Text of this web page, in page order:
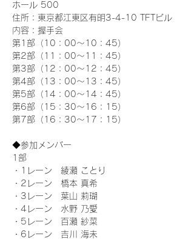
ホール 500
住所：東京都江東区有明3-4-10 TFTビル
内容：握手会
第1部（10：00～10：45）
第2部（11：00～11：45）
第3部（12：00～12：45）
第4部（13：00～13：45）
第5部（14：00～14：45）
第6部（15：30～16：15）
第7部（16：30～17：15）
◆参加メンバー
1部
・1レーン　綾瀬 ことり
・2レーン　橋本 真希
・3レーン　葉山 莉瑚
・4レーン　水野 乃愛
・5レーン　百瀬 紗菜
・6レーン　吉川 海未